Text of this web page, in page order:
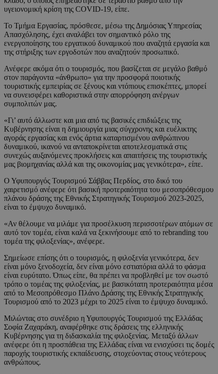
υγειονομική κρίση της COVID-19, είπε.
Το Τμήμα Εργασίας, πρόσθεσε, μέσω της Δημόσιας Υπηρεσίας
Απασχόλησης, έχει αναλάβει τον σημαντικό ρόλο της
ενεργοποίησης του εργατικού δυναμικού που αναζητά εργασία και
της στήριξης των εργοδοτών που αναζητούν προσωπικό.
Ανέφερε ακόμα ότι ο τουρισμός, που βασίζεται σε μεγάλο βαθμό
στον παράγοντα «άνθρωπο» για την προσφορά ποιοτικής
τουριστικής εμπειρίας σε ξένους και ντόπιους επισκέπτες, μπορεί
να συνεισφέρει καθοριστικά στην απορρόφηση ανέργων
συμπολιτών μας.
«Γι’ αυτό άλλωστε και μια από τις βασικές επιδιώξεις της
Κυβέρνησης είναι η δημιουργία μιας σύγχρονης και ευέλικτης
αγοράς εργασίας και ενός άρτια καταρτισμένου ανθρώπινου
δυναμικού, ικανού να ανταποκρίνεται αποτελεσματικά στις
συνεχώς αυξανόμενες προκλήσεις και απαιτήσεις της τουριστικής
μας βιομηχανίας αλλά και της οικονομίας μας γενικότερα», είπε.
Ο Υφυπουργός Τουρισμού Σάββας Περδίος, στο δικό του
χαιρετισμό ανέφερε ότι βασική προτεραιότητα του μεσοπρόθεσμου
πλάνου δράσης της Εθνικής Στρατηγικής Τουρισμού 2023-2025,
είναι το έμψυχο δυναμικό.
«Αν θέλουμε να μιλάμε για προσέλκυση περισσοτέρων ατόμων σε
αυτό τον τομέα, είναι καλά να ξεκινήσουμε από το rebranding του
τομέα της φιλοξενίας», ανέφερε.
Σημείωσε επίσης ότι ο τουρισμός, η φιλοξενία γενικότερα, δεν
είναι μόνο ξενοδοχεία, δεν είναι μόνο εστιατόρια αλλά το φάσμα
είναι ευρύτατο. Όπως είπε, θα πρέπει να προβληθεί με τον σωστό
τρόπο ο τομέας της φιλοξενίας, με βασικότατη προτεραιότητα μέσα
από το Μεσοπρόθεσμο Πλάνο Δράσης της Εθνικής Στρατηγικής
Τουρισμού από το 2023 μέχρι το 2025 είναι το έμψυχο δυναμικό.
Μιλώντας στο συνέδριο η Υφυπουργός Τουρισμού της Ελλάδας
Σοφία Ζαχαράκη, αναφέρθηκε στις δράσεις της ελληνικής
Κυβέρνησης για τη διδασκαλία της φιλοξενίας. Μεταξύ άλλων
ανέφερε ότι η προσπάθεια της Ελλάδας είναι να ενισχύσει τις δομές
παροχής τουριστικής εκπαίδευσης, στοχεύοντας στους νεότερους
ανθρώπους.